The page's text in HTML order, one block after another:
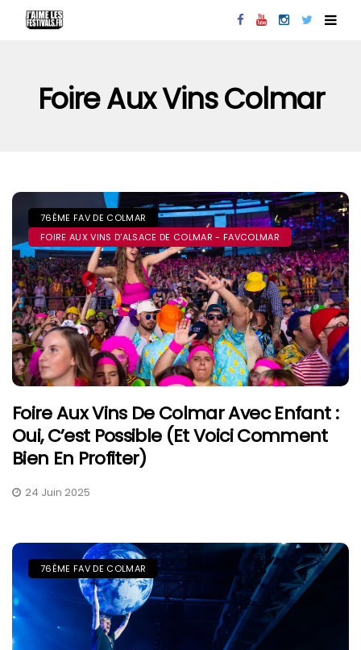
Foire Aux Vins Colmar
76ÈME FAV DE COLMAR
FOIRE AUX VINS D'ALSACE DE COLMAR - FAVCOLMAR
Foire Aux Vins De Colmar Avec Enfant :
Oui, C’est Possible (et Voici Comment
Bien En Profiter)
24 Juin 2025
76ÈME FAV DE COLMAR